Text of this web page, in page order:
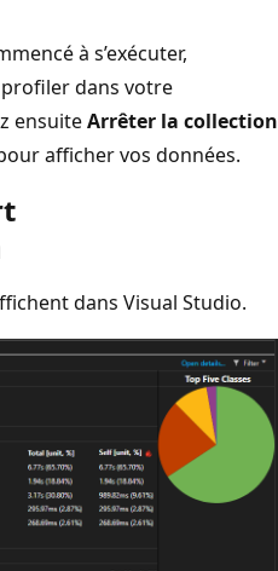
à s’exécuter,
dans votre
ensuiteArrêter la collection
afficher vos données.
dans Visual Studio.